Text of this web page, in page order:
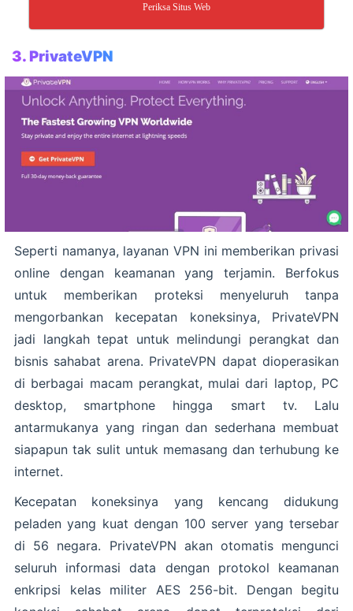
Periksa Situs Web
3. PrivateVPN
Seperti namanya, layanan VPN ini memberikan privasi
online dengan keamanan yang terjamin. Berfokus
untuk memberikan proteksi menyeluruh tanpa
mengorbankan kecepatan koneksinya, PrivateVPN
jadi langkah tepat untuk melindungi perangkat dan
bisnis sahabat arena. PrivateVPN dapat dioperasikan
di berbagai macam perangkat, mulai dari laptop, PC
desktop, smartphone hingga smart tv. Lalu
antarmukanya yang ringan dan sederhana membuat
siapapun tak sulit untuk memasang dan terhubung ke
internet.
Kecepatan koneksinya yang kencang didukung
peladen yang kuat dengan 100 server yang tersebar
di 56 negara. PrivateVPN akan otomatis mengunci
seluruh informasi data dengan protokol keamanan
enkripsi kelas militer AES 256-bit. Dengan begitu